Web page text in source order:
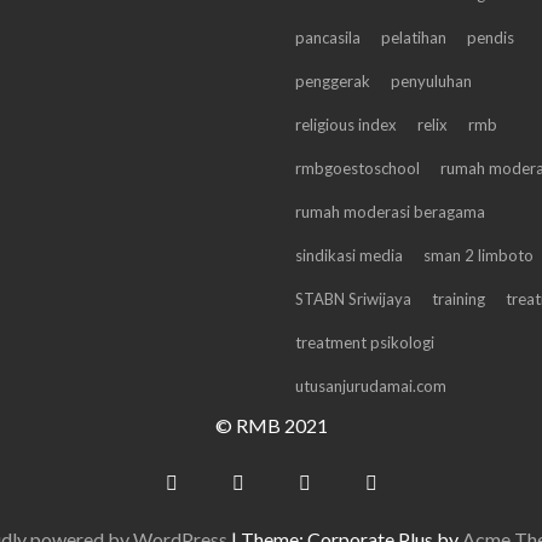
pancasila pelatihan pendis
penggerak penyuluhan
religious index relix rmb
rmbgoestoschool rumah
rumah moderasi beragama
sindikasi media sman 2 limboto
STABN Sriwijaya training
treatment psikologi
utusanjurudamai.com
© RMB 2021